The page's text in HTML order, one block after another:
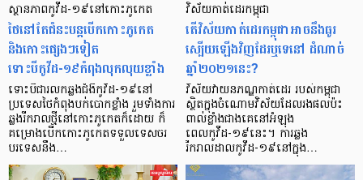
ស្ថានភាពកូវីដ-១៩នៅកោះភូកេត
ថៃនៅតែជំនះបន្ដបើកកោះភូកេត
និងកោះផ្សេងៗទៀត
ទោះបីកូវីដ-១៩កំពុងលុកលុយខ្លាំង
ទោះបីជារលកឆ្លងជំងឺកូវីដ-១៩នៅ
ប្រទេសថៃកំពុងបក់បោកខ្លាំង រួមទាំងការ
ឆ្លងរីករាលថ្មីនៅកោះភូកេតក៏ដោយ ក៏
គម្រោងបើកកោះភូកេតទទួលទេសចរ
បរទេសនឹង…
វិស័យកាត់ដេរកម្ពុជា
តើវិស័យកាត់ដេរកម្ពុជាអាចនឹងធូរ
ស្បើយឡើងវិញដែរឬទេនៅ ដំណាច់
ឆ្នាំ២០២១នេះ?
វិស័យវាយនភណ្ឌកាត់ដេរ របស់កម្ពុជា
ស្ថិតក្នុងចំណោមវិស័យដែលរងផលប៉ះ
ពាល់ខ្លាំងជាងគេនៅអំឡុង
ពេលកូវីដ-១៩នេះ។ ការឆ្លង
រីករាលដាលកូវីដ-១៩នៅក្នុង…